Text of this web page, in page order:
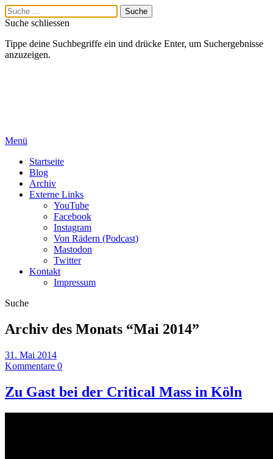
Suche schliessen
Tippe deine Suchbegriffe ein und drücke Enter, um Suchergebnisse
anzuzeigen.
Menü
Startseite
Blog
Archiv
Externe Links
YouTube
Facebook
Instagram
Von Rädern (Podcast)
Mastodon
Twitter
Kontakt
Impressum
Suche
Archiv des Monats “Mai 2014”
31. Mai 2014
Kommentare 0
Zu Gast bei der Critical Mass in Köln